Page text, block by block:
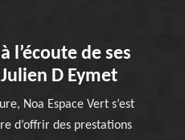
l’écoute de ses
D Eymet
Noa Espace Vert s’est
d’offrir des prestations